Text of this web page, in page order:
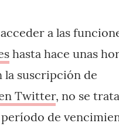
a las
hasta hace unas
la suscripción de
Twitter, no se
de